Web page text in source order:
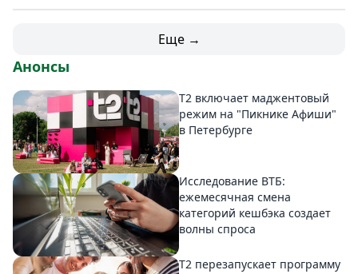
Еще →
Анонсы
Т2 включает маджентовый
режим на "Пикнике Афиши"
в Петербурге
Исследование ВТБ:
ежемесячная смена
категорий кешбэка создает
волны спроса
Т2 перезапускает программу